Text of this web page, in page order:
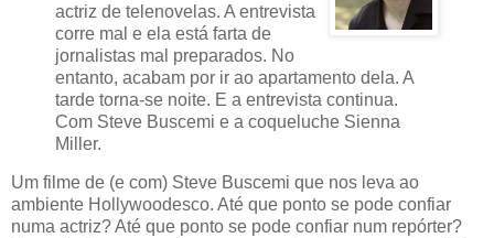
actriz de telenovelas. A entrevista
corre mal e ela está farta de
jornalistas mal preparados. No
entanto, acabam por ir ao apartamento dela. A
tarde torna-se noite. E a entrevista continua.
Com Steve Buscemi e a coqueluche Sienna
Miller.
Um filme de (e com) Steve Buscemi que nos leva ao
ambiente Hollywoodesco. Até que ponto se pode confiar
numa actriz? Até que ponto se pode confiar num repórter?